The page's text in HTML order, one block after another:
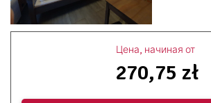
Цена, начиная от
270,75 zł